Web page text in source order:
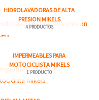
HIDROLAVADORAS DE ALTA
PRESION MIKELS
4 PRODUCTOS
IMPERMEABLES PARA
MOTOCICLISTA MIKELS
1 PRODUCTO